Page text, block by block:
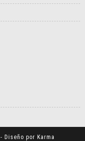
Diseño por Karma